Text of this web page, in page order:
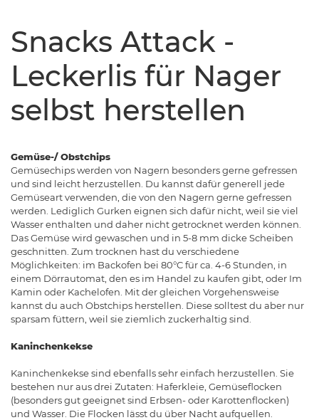
Snacks Attack -
Leckerlis für Nager
selbst herstellen
Gemüse-/ Obstchips
Gemüsechips werden von Nagern besonders gerne gefressen
und sind leicht herzustellen. Du kannst dafür generell jede
Gemüseart verwenden, die von den Nagern gerne gefressen
werden. Lediglich Gurken eignen sich dafür nicht, weil sie viel
Wasser enthalten und daher nicht getrocknet werden können.
Das Gemüse wird gewaschen und in 5-8 mm dicke Scheiben
geschnitten. Zum trocknen hast du verschiedene
Möglichkeiten: im Backofen bei 80°C für ca. 4-6 Stunden, in
einem Dörrautomat, den es im Handel zu kaufen gibt, oder Im
Kamin oder Kachelofen. Mit der gleichen Vorgehensweise
kannst du auch Obstchips herstellen. Diese solltest du aber nur
sparsam füttern, weil sie ziemlich zuckerhaltig sind.
Kaninchenkekse
Kaninchenkekse sind ebenfalls sehr einfach herzustellen. Sie
bestehen nur aus drei Zutaten: Haferkleie, Gemüseflocken
(besonders gut geeignet sind Erbsen- oder Karottenflocken)
und Wasser. Die Flocken lässt du über Nacht aufquellen.